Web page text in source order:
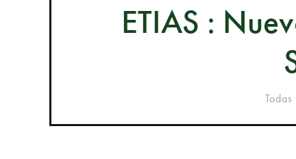
ETIAS :